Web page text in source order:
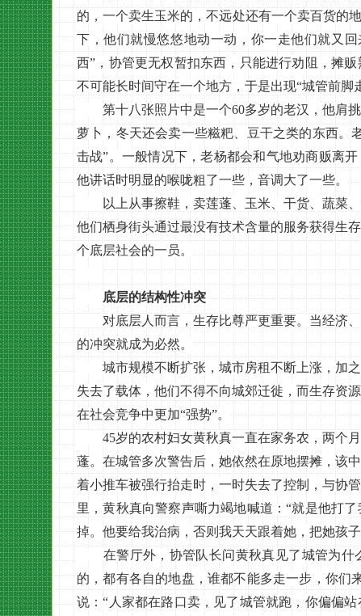
的，一个卖生玉米的，不远处还有一个卖百货的
下，他们就慢悠悠地动一动，你一走他们就又
西”，协管更无权暂扣东西，只能进行劝阻，摊
不可能长时间守在一个地方，于是出现“城管前脚
第十八张照片中是一个60多岁的老汉，他肩挑
萝卜，冬天还会卖一些糍粑、豆干之类的东西。
击战”。一般情况下，老杨都会和气地劝商贩离
他讲话时明显的喉咙粗了一些，音调大了一些。
以上从事擦鞋，卖莲蓬、玉米、干货、蔬菜、
他们栖身街头通过最没有技术含量的服务获得生
个底层社会的一员。
底层的结构性冲突
对底层人而言，生存比尊严更重要。当经济、
的冲突就成为必然。
城市规模不断扩张，城市房租不断上涨，加之
失去了载体，他们不得不向城郊迁徙，而生存资
在社会竞争中更加“强势”。
45岁的农村妇女黄秋真一直在家务农，两个月
蓬。在城管多次警告后，她依然在原地摆摊，该
着小推车被强行抬走时，一时失去了控制，与协
里，黄秋真向警察声嘶力竭地喊道：“就是他打
掉。他要给我治病，否则我天天跟着她，把她孩
在警厅外，协管队长问黄秋真见了城管为什
的，都有各自的地盘，谁都不能多走一步，你们
说：“人家都在路口卖，见了城管就跑，你偏偏